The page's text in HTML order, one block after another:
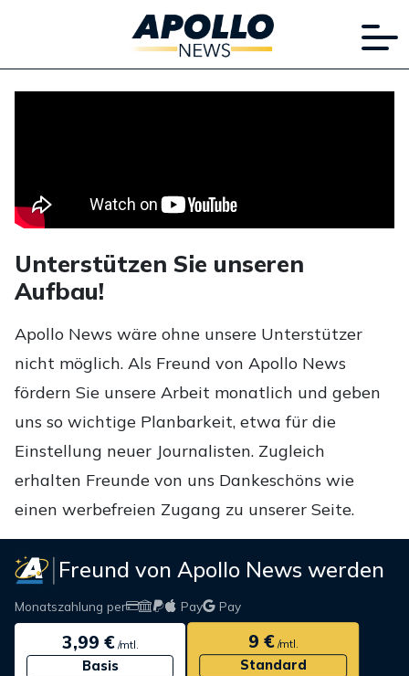
Unterstützen Sie unseren
Aufbau!
Apollo News wäre ohne unsere Unterstützer
nicht möglich. Als Freund von Apollo News
fördern Sie unsere Arbeit monatlich und geben
uns so wichtige Planbarkeit, etwa für die
Einstellung neuer Journalisten. Zugleich
erhalten Freunde von uns Dankeschöns wie
einen werbefreien Zugang zu unserer Seite.
Freund von Apollo News werden
Monatszahlung per Pay Pay
3,99 €/mtl.
Basis
9 €/mtl.
Standard